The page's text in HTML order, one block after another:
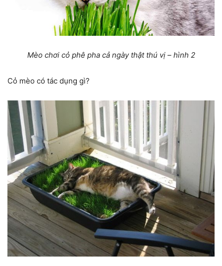
Mèo chơi cỏ phê pha cả ngày thật thú vị – hình 2
Cỏ mèo có tác dụng gì?